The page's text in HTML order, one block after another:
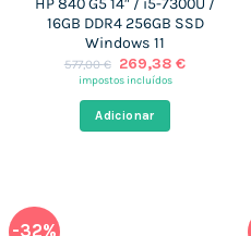
HP 840 G5 14″ / i5-7300U /
16GB DDR4 256GB SSD
Windows 11
577,00€ O
preço
era:
577,00 €.
269,38€O
impostos incluídos
Adicionar
-32%